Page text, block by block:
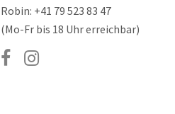
Robin: +41 79 523 83 47
(Mo-Fr bis 18 Uhr erreichbar)